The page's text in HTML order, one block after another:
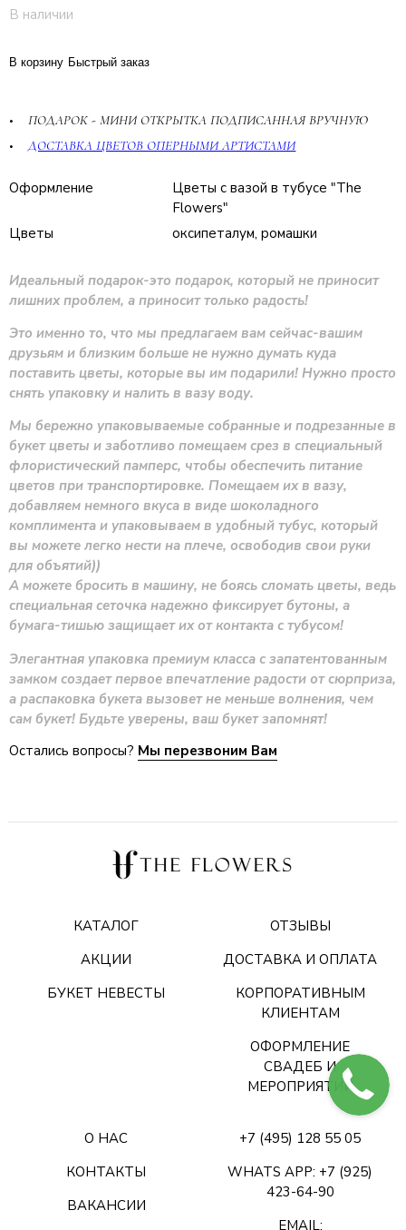
В наличии
В корзину Быстрый заказ
ПОДАРОК - МИНИ ОТКРЫТКА ПОДПИСАННАЯ ВРУЧНУЮ
ДОСТАВКА ЦВЕТОВ ОПЕРНЫМИ АРТИСТАМИ
Оформление
Цветы с вазой в тубусе "The
Flowers"
Цветы
оксипеталум, ромашки
Идеальный подарок-это подарок, который не приносит
лишних проблем, а приносит только радость!
Это именно то, что мы предлагаем вам сейчас-вашим
друзьям и близким больше не нужно думать куда
поставить цветы, которые вы им подарили! Нужно просто
снять упаковку и налить в вазу воду.
Мы бережно упаковываемые собранные и подрезанные в
букет цветы и заботливо помещаем срез в специальный
флористический памперс, чтобы обеспечить питание
цветов при транспортировке. Помещаем их в вазу,
добавляем немного вкуса в виде шоколадного
комплимента и упаковываем в удобный тубус, который
вы можете легко нести на плече, освободив свои руки
для объятий))
А можете бросить в машину, не боясь сломать цветы, ведь
специальная сеточка надежно фиксирует бутоны, а
бумага-тишью защищает их от контакта с тубусом!
Элегантная упаковка премиум класса с запатентованным
замком создает первое впечатление радости от сюрприза,
а распаковка букета вызовет не меньше волнения, чем
сам букет! Будьте уверены, ваш букет запомнят!
Остались вопросы? Мы перезвоним Вам
КАТАЛОГ
АКЦИИ
БУКЕТ НЕВЕСТЫ
ОТЗЫВЫ
ДОСТАВКА И ОПЛАТА
КОРПОРАТИВНЫМ
КЛИЕНТАМ
ОФОРМЛЕНИЕ
СВАДЕБ И
МЕРОПРИЯТИЙ
О НАС
КОНТАКТЫ
ВАКАНСИИ
+7 (495) 128 55 05
WHATS APP: +7 (925)
423-64-90
EMAIL: